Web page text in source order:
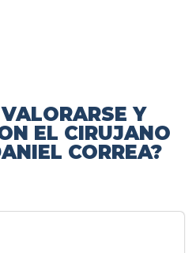
Y
EL CIRUJANO
CORREA?